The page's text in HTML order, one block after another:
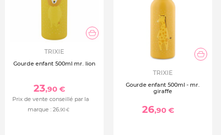
TRIXIE
Gourde enfant 500ml mr. lion
23,90 €
Prix de vente conseillé par la
marque : 26,90 €
TRIXIE
Gourde enfant 500ml - mr.
giraffe
26,90 €